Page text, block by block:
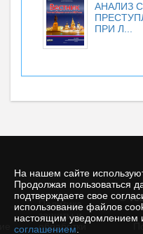
На нашем сайте
Продолжая пользоваться
подтверждаете свое
использование файлов
настоящим уведомлением
соглашением
АНАЛИЗ
ПРИ Л...
©
Политика
защиты и
обработки